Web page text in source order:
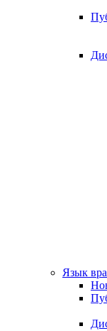
Язык